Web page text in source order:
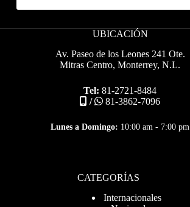
UBICACIÓN
Av. Paseo de los Leones 241 Ote.
Mitras Centro, Monterrey, N.L.
Tel: 81-2721-8484
/
81-3862-7096
Lunes a Domingo: 10:00 am - 7:00 pm
CATEGORÍAS
Internacionales